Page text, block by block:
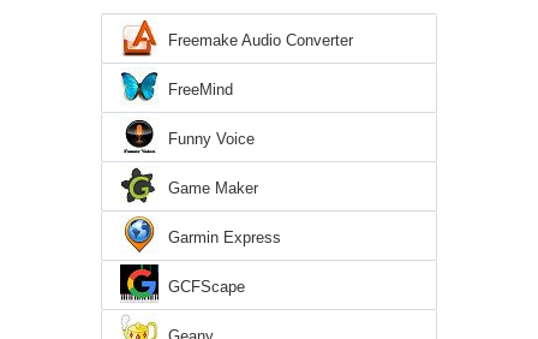
Freemake Audio Converter
FreeMind
Funny Voice
Game Maker
Garmin Express
GCFScape